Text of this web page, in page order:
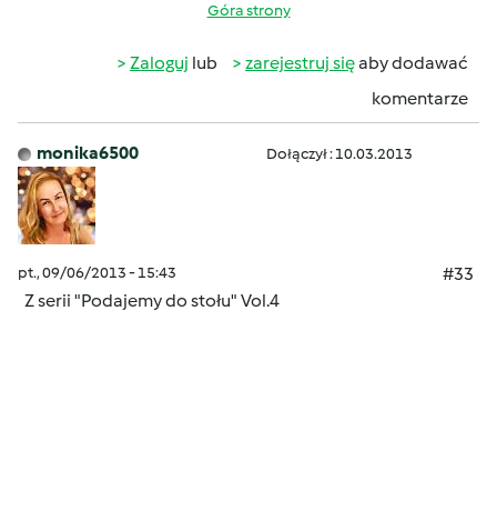
Góra strony
Zaloguj lub zarejestruj sięaby dodawać
komentarze
monika6500 Dołączył : 10.03.2013
pt., 09/06/2013 - 15:43
#33
Z serii "Podajemy do stołu" Vol.4